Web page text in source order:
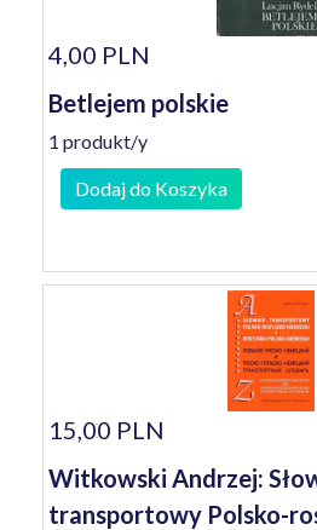
4,00 PLN
Betlejem polskie
1 produkt/y
Dodaj do Koszyka
15,00 PLN
Witkowski Andrzej:
transportowy Polsko-